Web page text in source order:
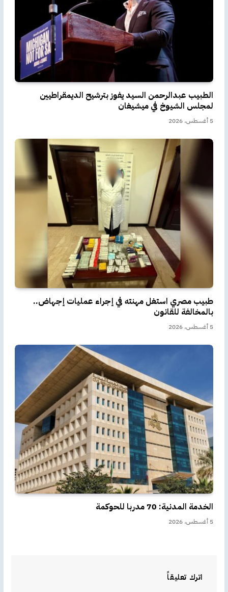
الطبيب عبدالرحمن السيد يفوز بترشيح الديمقراطيين
لمجلس الشيوخ في ميشيغان
5 أغسطس، 2026
طبيب مصري استغل مهنته في إجراء عمليات إجهاض..
بالمخالفة للقانون
5 أغسطس، 2026
الخدمة المدنية: 70 مدربا للحوكمة
5 أغسطس، 2026
اترك تعليقاً